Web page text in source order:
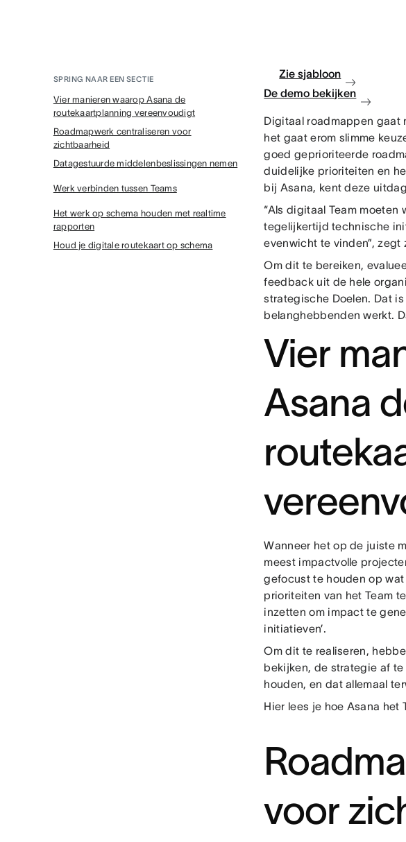
SPRING NAAR EEN SECTIE
Vier manieren waarop Asana de
routekaartplanning vereenvoudigt
Roadmapwerk centraliseren voor
zichtbaarheid
Datagestuurde middelenbeslissingen nemen
Werk verbinden tussen Teams
Het werk op schema houden met realtime
rapporten
Houd je digitale routekaart op schema
Zie sjabloon
De demo bekijken
Digitaal roadmappen gaat
het gaat erom slimme
goed geprioriteerde
duidelijke prioriteiten en
bij Asana, kent deze
“Als digitaal Team
tegelijkertijd technische
evenwicht te vinden”, zegt
Om dit te bereiken,
feedback uit de hele
strategische Doelen. Dat
belanghebbenden werkt.
Vier
Asana
Wanneer het op de juiste
meest impactvolle
gefocust te houden op
prioriteiten van het Team
inzetten om impact te
initiatieven’.
Om dit te realiseren,
bekijken, de strategie af
houden, en dat allemaal
Hier lees je hoe Asana het
voor